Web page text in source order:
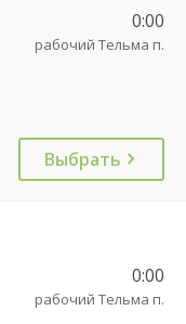
0:00
рабочий Тельма п.
Выбрать
0:00
рабочий Тельма п.